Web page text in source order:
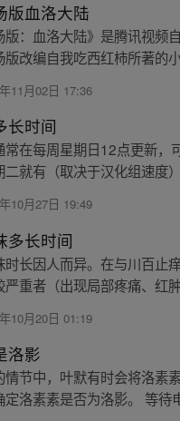
版血洛大陆
版：血洛大陆》是腾讯视
改编自我吃西红柿所著的
11月02日 17:36
长时间
常在每周星期日12点更新，
就有（取决于汉化组速度
10月27日 19:49
多长时间
时长因人而异。在与川百止
严重者（出现局部疼痛、红
10月20日 01:19
洛影
情节中，叶默有时会将洛素
定洛素素是否为洛影。 等